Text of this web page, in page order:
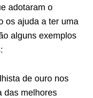
adotaram o
os ajuda a ter uma
alguns exemplos
de ouro nos
das melhores